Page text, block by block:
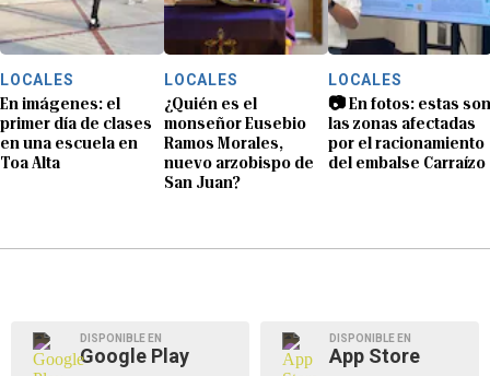
LOCALES
En imágenes: el
primer día de clases
en una escuela en
Toa Alta
LOCALES
¿Quién es el
monseñor Eusebio
Ramos Morales,
nuevo arzobispo de
San Juan?
LOCALES
📷 En fotos: estas son
las zonas afectadas
por el racionamiento
del embalse Carraízo
DISPONIBLE EN
Google Play
DISPONIBLE EN
App Store